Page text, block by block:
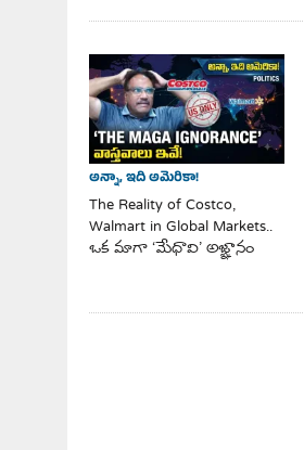
అన్నా, ఇది అమెరికా!
The Reality of Costco,
Walmart in Global Markets..
ఒక మాగా ‘మేధావి’ అజ్ఞానం